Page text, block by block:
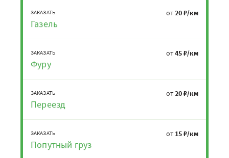
ЗАКАЗАТЬ
Газель
от20 ₽/км
ЗАКАЗАТЬ
Фуру
от45 ₽/км
ЗАКАЗАТЬ
Переезд
от20 ₽/км
ЗАКАЗАТЬ
Попутный груз
от 15 ₽/км